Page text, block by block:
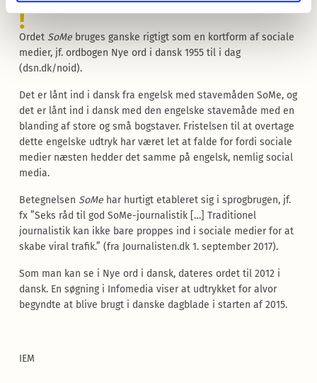
!
Ordet SoMebruges ganske rigtigt som en kortform af sociale
medier, jf. ordbogen Nye ord i dansk 1955 til i dag
(dsn.dk/noid).
Det er lånt ind i dansk fra engelsk med stavemåden SoMe, og
det er lånt ind i dansk med den engelske stavemåde med en
blanding af store og små bogstaver. Fristelsen til at overtage
dette engelske udtryk har været let at falde for fordi sociale
medier næsten hedder det samme på engelsk, nemlig social
media.
Betegnelsen SoMehar hurtigt etableret sig i sprogbrugen, jf.
fx ”Seks råd til god SoMe-journalistik […] Traditionel
journalistik kan ikke bare proppes ind i sociale medier for at
skabe viral trafik.” (fra Journalisten.dk 1. september 2017).
Som man kan se i Nye ord i dansk, dateres ordet til 2012 i
dansk. En søgning i Infomedia viser at udtrykket for alvor
begyndte at blive brugt i danske dagblade i starten af 2015.
IEM